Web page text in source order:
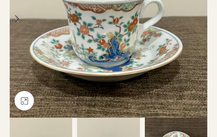
Click to enlarge